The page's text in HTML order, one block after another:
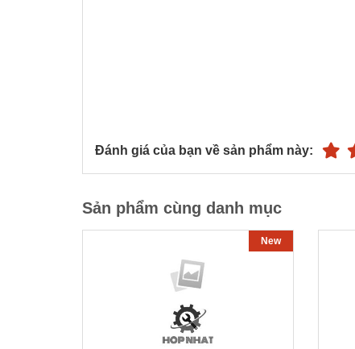
Đánh giá của bạn về sản phẩm này:
Sản phẩm cùng danh mục
New